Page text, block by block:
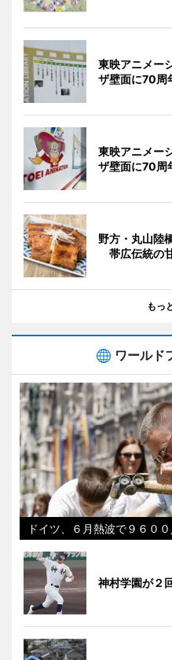
東映アニメー
ザ壁面に70周
東映アニメー
ザ壁面に70周
野方・丸山陸
帯広伝統の
もっ
ワールド
ドイツ、６月熱波で９６０
神村学園が２